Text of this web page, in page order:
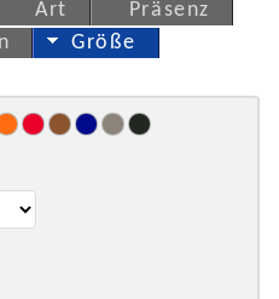
Art
Präsenz
Größe